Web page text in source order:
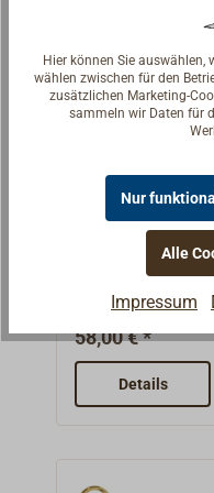
auchanschluss:
13 mm.
Passender
Dichtungssatz ist
Art-Nr. 4602-101.
Fußpumpe
FYNSPRAY
Preiswerte
Membran-
zur Förderung
Süßwasser.Die
Druckbewegung,
58,00 € *
Details
Hier können Sie auswählen,
wählen zwischen für den
zusätzlichen Marketing-
sammeln wir Daten für
Nur
Alle
Impressum